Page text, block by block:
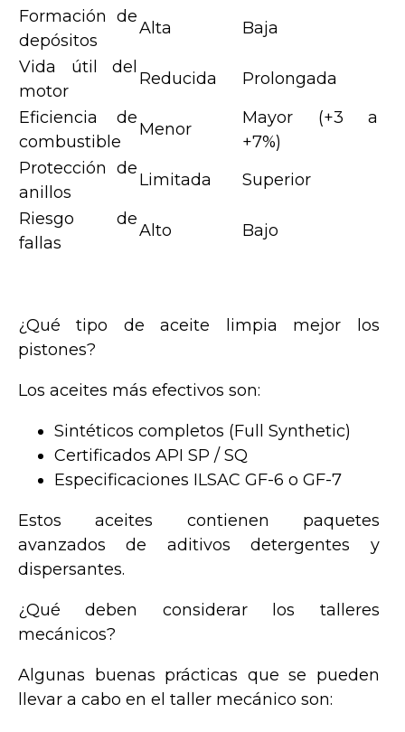
Formación de
depósitos
Alta
Baja
Vida útil del
motor
Reducida
Prolongada
Eficiencia de
combustible
Menor
Mayor (+3 a
+7%)
Protección de
anillos
Limitada
Superior
Riesgo de
fallas
Alto Bajo
¿Qué tipo de aceite limpia mejor los
pistones?
Los aceites más efectivos son:
Sintéticos completos (Full Synthetic)
Certificados API SP / SQ
Especificaciones ILSAC GF-6 o GF-7
Estos aceites contienen paquetes
avanzados de aditivos detergentes y
dispersantes.
¿Qué deben considerar los talleres
mecánicos?
Algunas buenas prácticas que se pueden
llevar a cabo en el taller mecánico son: